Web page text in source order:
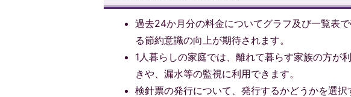
過去24か月分の料金についてグラフ及び一覧表
る節約意識の向上が期待されます。
1人暮らしの家庭では、離れて暮らす家族の方が
きや、漏水等の監視に利用できます。
検針票の発行について、発行するかどうかを選